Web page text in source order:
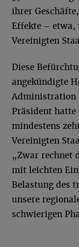
ihrer
Effekte – etwa,
Vereinigten
Diese
angekündigte
Administration
Präsident
mindestens
Vereinigten
„Zwar rechnet
mit leichten
Belastung des
unsere
schwierigen